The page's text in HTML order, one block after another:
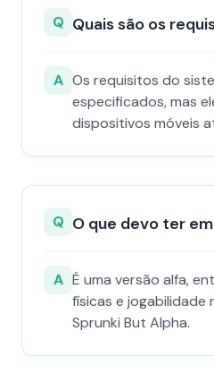
Q Quais são os
A Os requisitos do
especificados, mas
dispositivos móveis
Q O que devo ter
A É uma versão alfa,
físicas e jogabilidade
Sprunki But Alpha.